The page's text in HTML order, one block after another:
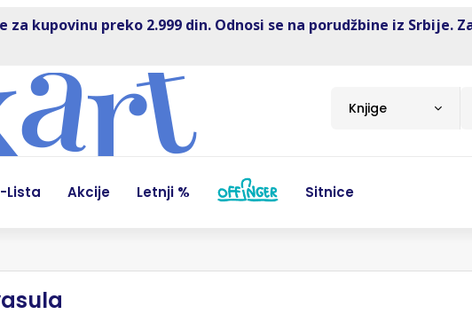
za kupovinu preko 2.999 din. Odnosi se na porudžbine iz Srbije.
Knjige
Lista Akcije Letnji % Sitnice